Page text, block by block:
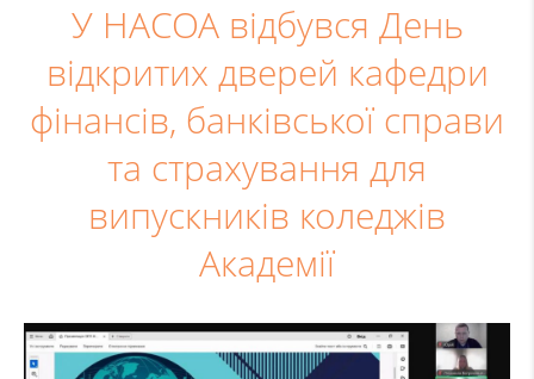
У НАСОА відбувся День
відкритих дверей кафедри
фінансів, банківської справи
та страхування для
випускників коледжів
Академії